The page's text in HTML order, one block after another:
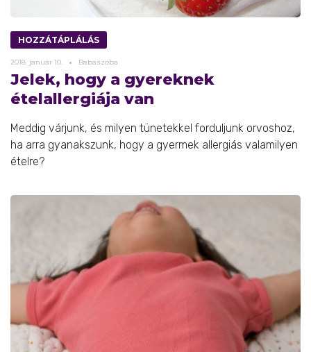
HOZZÁTÁPLÁLÁS
2018. január 10. Babaszoba
Jelek, hogy a gyereknek
ételallergiája van
Meddig várjunk, és milyen tünetekkel forduljunk orvoshoz,
ha arra gyanakszunk, hogy a gyermek allergiás valamilyen
ételre?